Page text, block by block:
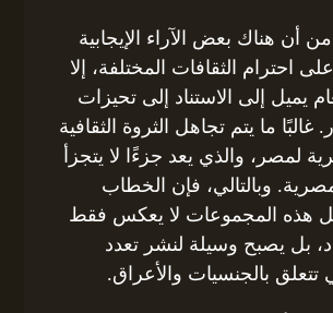
أن هناك بعض الآراء الإيجابية
احترام الثقافات المختلفة، إلا
يميل إلى الاستناد إلى تحيزات
غالبًا ما يتم تجاهل الثروة الثقافية
لمصر، والذي يعد جزءًا لا يتجزأ
وبالتالي، فإن الخطاب
هذه المجموعات لا يعكس فقط
بل يصبح وسيلة لنشر تعدد
تتعلق بالجنسيات والأعراق.